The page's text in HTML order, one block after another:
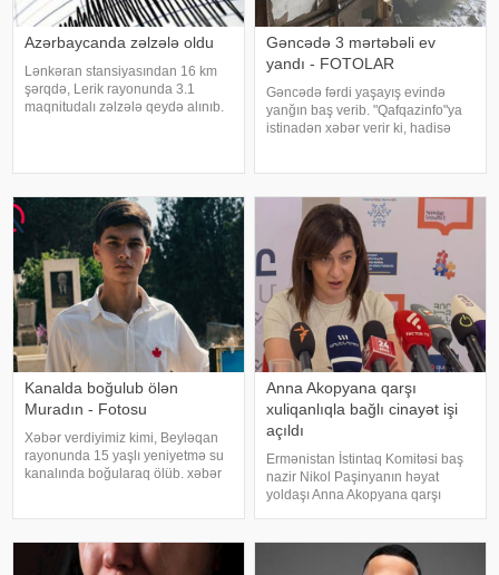
Azərbaycanda zəlzələ oldu
Lənkəran stansiyasından 16 km
şərqdə, Lerik rayonunda 3.1
maqnitudalı zəlzələ qeydə alınıb.
də qeydə alınan yeraltı təkanların
ocağ
Gəncədə 3 mərtəbəli ev
yandı - FOTOLAR
Gəncədə fərdi yaşayış evində
yanğın baş verib. "Qafqazinfo"ya
istinadən xəbər verir ki, hadisə
Yanğının söndürülməsi üçün
əraziy
Kanalda boğulub ölən
Muradın - Fotosu
Xəbər verdiyimiz kimi, Beyləqan
rayonunda 15 yaşlı yeniyetmə su
kanalında boğularaq ölüb. xəbər
çimərkən boğulub. Faciəvi şəkild
Anna Akopyana qarşı
xuliqanlıqla bağlı cinayət işi
açıldı
Ermənistan İstintaq Komitəsi baş
nazir Nikol Paşinyanın həyat
yoldaşı Anna Akopyana qarşı
barədə TASS-a İstintaq
Komitəsinin mətbuat katibi Kima